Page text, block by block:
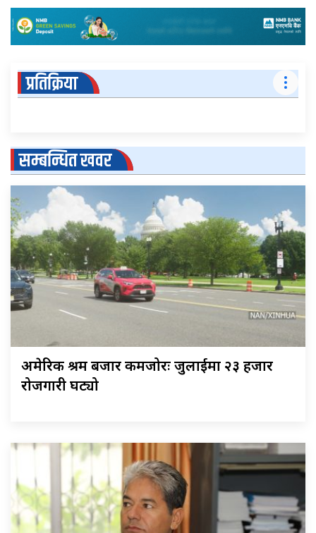
प्रतिक्रिया
सम्बन्धित खवर
अमेरिकी श्रम बजार कमजोरः जुलाईमा २३ हजार
रोजगारी घट्यो